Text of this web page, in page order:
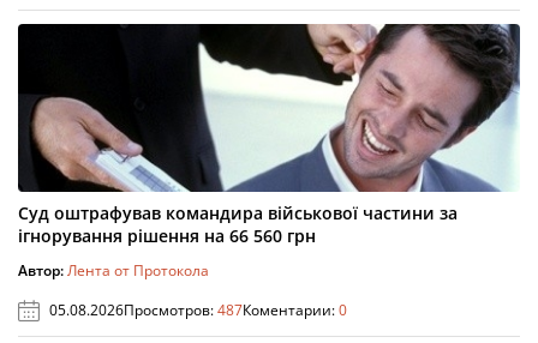
Суд оштрафував командира військової частини за
ігнорування рішення на 66 560 грн
Автор:Лента от Протокола
05.08.2026Просмотров:487Коментарии:0